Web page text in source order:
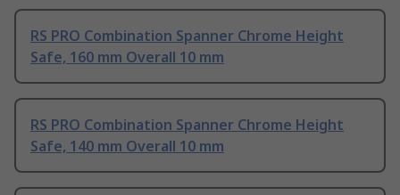
RS PRO Combination Spanner Chrome Height
Safe, 160 mm Overall 10 mm
RS PRO Combination Spanner Chrome Height
Safe, 140 mm Overall 10 mm